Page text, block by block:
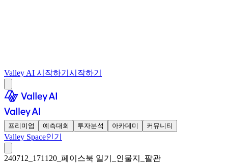
Valley AI 시작하기 시작하기
프리미엄 예측대회 투자분석 아카데미 커뮤니티
Valley Space인기
240712_171120_페이스북 일기_인물지_팔관